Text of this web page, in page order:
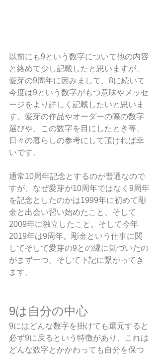
以前にも9という数字について他の内容
と絡めて少し記載したと思いますが、
愛芽の9周年に因みまして、8に続いて
今度は9という数字がもつ意味やメッセ
ージをより詳しく記載したいと思いま
す。愛芽の作品やオーダーの際の数字
選びや、この数字を目にしたとき等、
日々の暮らしの参考にして頂ければ幸
いです。
通常10周年記念とするのが普通なので
すが、なぜ愛芽が10周年ではなく9周年
を記念としたのかは1999年に初めて彫
金と出会い習い始めたこと、そして
2009年に独立したこと。そして今年
2019年は9周年。彫金という仕事に関
してそして愛芽の9との縁に気づいたの
がまず一つ。そして下記に繋がってき
ます。
9は自分の中心
9にはどんな数字を掛けても還元すると
必ず9に戻るという特徴があり、これは
どんな数字とかかわっても自分を保つ